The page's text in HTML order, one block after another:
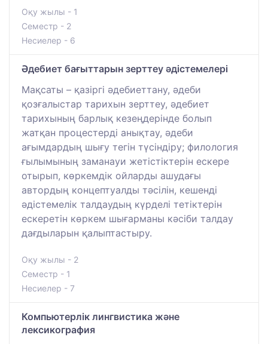
Оқу жылы - 1
Семестр - 2
Несиелер - 6
Әдебиет бағыттарын зерттеу әдістемелері
Мақсаты – қазіргі әдебиеттану, әдеби
қозғалыстар тарихын зерттеу, әдебиет
тарихының барлық кезеңдерінде болып
жатқан процестерді анықтау, әдеби
ағымдардың шығу тегін түсіндіру; филология
ғылымының заманауи жетістіктерін ескере
отырып, көркемдік ойларды ашудағы
автордың концептуалды тәсілін, кешенді
әдістемелік талдаудың күрделі тетіктерін
ескеретін көркем шығарманы кәсіби талдау
дағдыларын қалыптастыру.
Оқу жылы - 2
Семестр - 1
Несиелер - 7
Компьютерлік лингвистика және
лексикография